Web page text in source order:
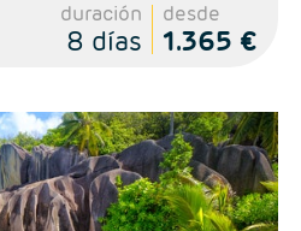
duración
8 días
desde
1.365 €